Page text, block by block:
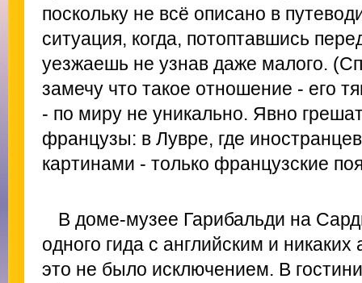
поскольку не всё описано в
ситуация, когда, потоптавшись
уезжаешь не узнав даже малого.
замечу что такое отношение - его
- по миру не уникально. Явно
французы: в Лувре, где
картинами - только французские
В доме-музее Гарибальди на
одного гида с английским и
это не было исключением. В